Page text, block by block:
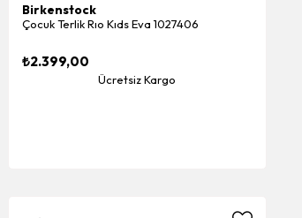
Birkenstock
Çocuk Terlik Rıo Kıds Eva 1027406
₺2.399,00
Ücretsiz Kargo